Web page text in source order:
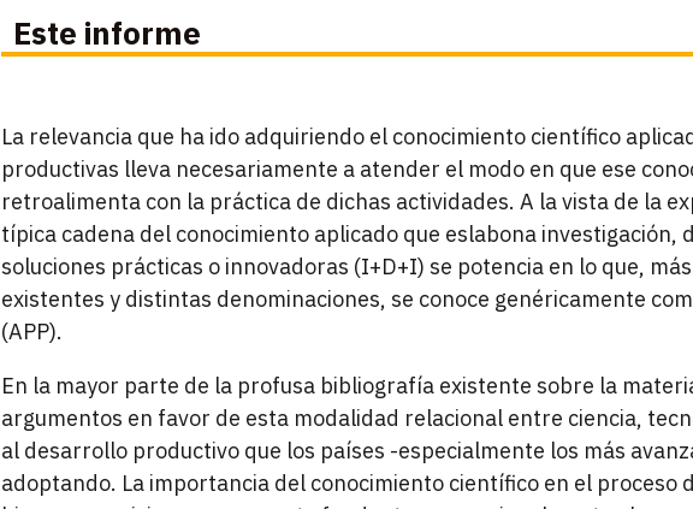
Este informe
La relevancia que ha ido adquiriendo el conocimiento científico
productivas lleva necesariamente a atender el modo en que ese
retroalimenta con la práctica de dichas actividades. A la vista de la
típica cadena del conocimiento aplicado que eslabona investigación,
soluciones prácticas o innovadoras (I+D+I) se potencia en lo que,
existentes y distintas denominaciones, se conoce genéricamente
(APP).
En la mayor parte de la profusa bibliografía existente sobre la
argumentos en favor de esta modalidad relacional entre ciencia,
al desarrollo productivo que los países -especialmente los más
adoptando. La importancia del conocimiento científico en el proceso